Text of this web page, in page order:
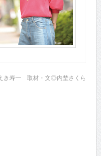
き寿一 取材・文◎内埜さくら